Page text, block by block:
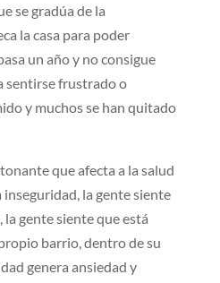
se gradúa de la
la casa para poder
un año y no consigue
sentirse frustrado o
y muchos se han quitado
que afecta a la salud
inseguridad, la gente siente
gente siente que está
barrio, dentro de su
genera ansiedad y